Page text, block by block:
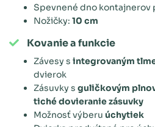
Spevnené dno kontajnerov
Nožičky: 10 cm
Kovanie a funkcie
Závesy s integrovaným
dvierok
Zásuvky s guličkovým
tiché dovieranie zásuvky
Možnosť výberu úchytiek